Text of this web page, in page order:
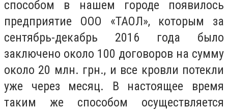
способом в нашем городе появилось
предприятие ООО «ТАОЛ», которым за
сентябрь-декабрь 2016 года было
заключено около 100 договоров на сумму
около 20 млн. грн., и все кровли потекли
уже через месяц. В настоящее время
таким же способом осуществляется